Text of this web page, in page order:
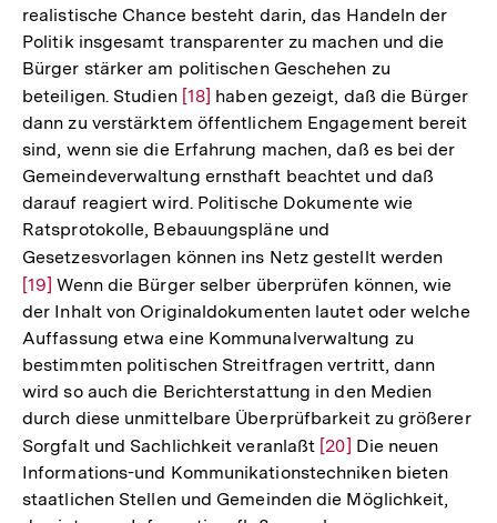
realistische Chance besteht darin, das Handeln der
Politik insgesamt transparenter zu machen und die
Bürger stärker am politischen Geschehen zu
beteiligen. Studien Zur
Auflösung
der
Fußnote
[18] haben gezeigt, daß die Bürger
dann zu verstärktem öffentlichem Engagement bereit
sind, wenn sie die Erfahrung machen, daß es bei der
Gemeindeverwaltung ernsthaft beachtet und daß
darauf reagiert wird. Politische Dokumente wie
Ratsprotokolle, Bebauungspläne und
Gesetzesvorlagen können ins Netz gestellt werden
der
[19] Wenn die Bürger selber überprüfen können, wie
der Inhalt von Originaldokumenten lautet oder welche
Auffassung etwa eine Kommunalverwaltung zu
bestimmten politischen Streitfragen vertritt, dann
wird so auch die Berichterstattung in den Medien
durch diese unmittelbare Überprüfbarkeit zu größerer
Sorgfalt und Sachlichkeit veranlaßt Zur
Auflösung
der
[20] Die neuen
Informations-und Kommunikationstechniken bieten
staatlichen Stellen und Gemeinden die Möglichkeit,